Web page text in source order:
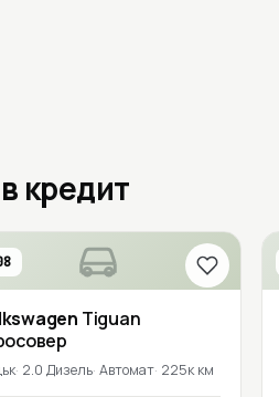
кредит
Tiguan
2.0 Дизель Автомат 225к км